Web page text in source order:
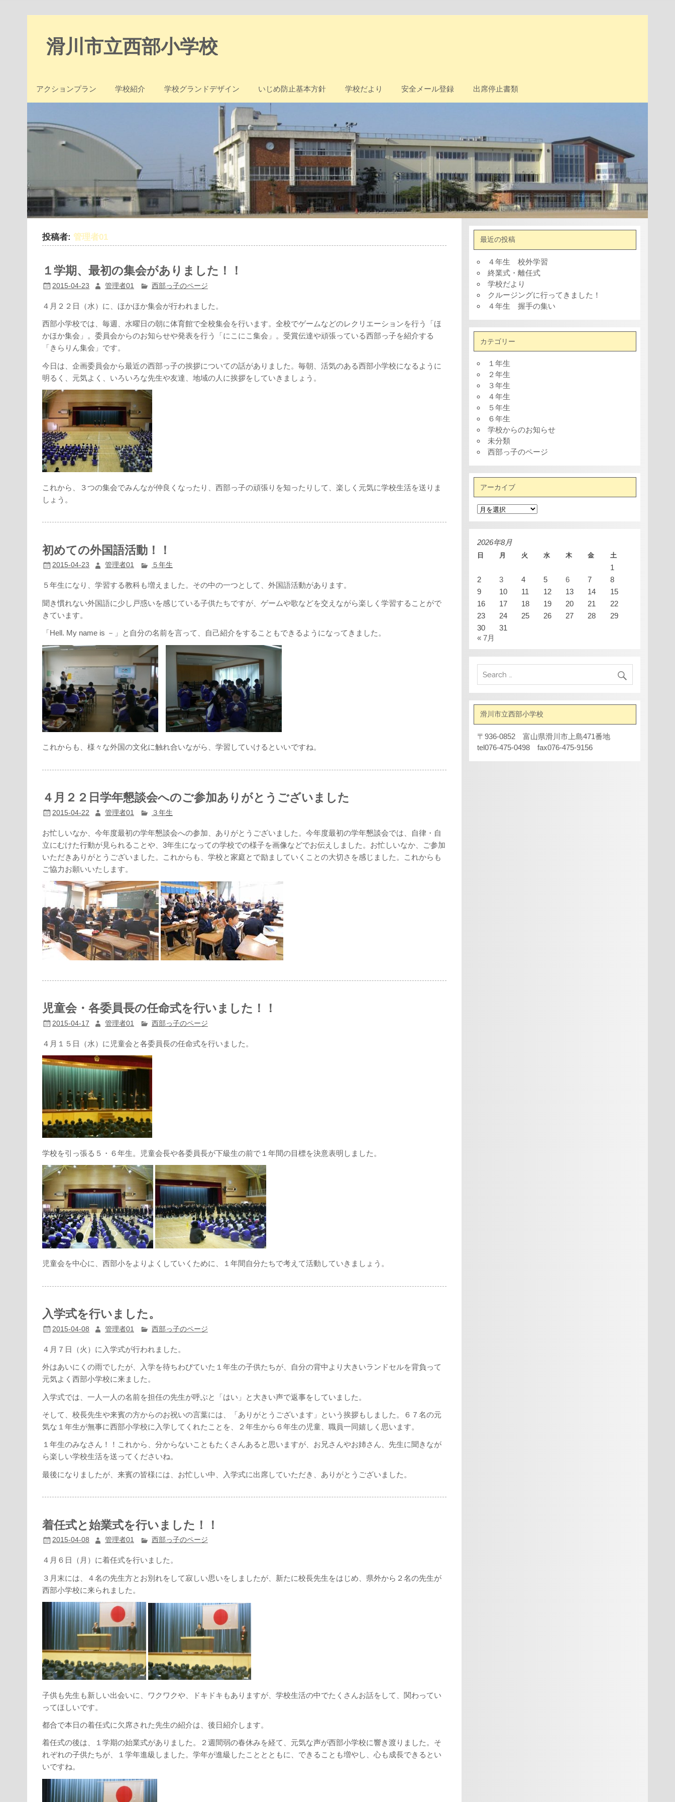
滑川市立西部小学校
アクションプラン 学校紹介 学校グランドデザイン いじめ防止基本方針 学校だより 安全メール登録 出席停止書類
投稿者: 管理者01
１学期、最初の集会がありました！！
2015-04-23 管理者01 西部っ子のページ
４月２２日（水）に、ほかほか集会が行われました。
西部小学校では、毎週、水曜日の朝に体育館で全校集会を行います。全校でゲームなどのレクリエーションを行う「ほ
かほか集会」。委員会からのお知らせや発表を行う「にこにこ集会」。受賞伝達や頑張っている西部っ子を紹介する
「きらりん集会」です。
今日は、企画委員会から最近の西部っ子の挨拶についての話がありました。毎朝、活気のある西部小学校になるように
明るく、元気よく、いろいろな先生や友達、地域の人に挨拶をしていきましょう。
これから、３つの集会でみんなが仲良くなったり、西部っ子の頑張りを知ったりして、楽しく元気に学校生活を送りま
しょう。
初めての外国語活動！！
2015-04-23 管理者01 ５年生
５年生になり、学習する教科も増えました。その中の一つとして、外国語活動があります。
聞き慣れない外国語に少し戸惑いを感じている子供たちですが、ゲームや歌などを交えながら楽しく学習することがで
きています。
「Hell. My name is －」と自分の名前を言って、自己紹介をすることもできるようになってきました。
これからも、様々な外国の文化に触れ合いながら、学習していけるといいですね。
４月２２日学年懇談会へのご参加ありがとうございました
2015-04-22 管理者01 ３年生
お忙しいなか、今年度最初の学年懇談会への参加、ありがとうございました。今年度最初の学年懇談会では、自律・自
立にむけた行動が見られることや、3年生になっての学校での様子を画像などでお伝えしました。お忙しいなか、ご参加
いただきありがとうございました。これからも、学校と家庭とで励ましていくことの大切さを感じました。これからも
ご協力お願いいたします。
児童会・各委員長の任命式を行いました！！
2015-04-17 管理者01 西部っ子のページ
４月１５日（水）に児童会と各委員長の任命式を行いました。
学校を引っ張る５・６年生。児童会長や各委員長が下級生の前で１年間の目標を決意表明しました。
児童会を中心に、西部小をよりよくしていくために、１年間自分たちで考えて活動していきましょう。
入学式を行いました。
2015-04-08 管理者01 西部っ子のページ
４月７日（火）に入学式が行われました。
外はあいにくの雨でしたが、入学を待ちわびていた１年生の子供たちが、自分の背中より大きいランドセルを背負って
元気よく西部小学校に来ました。
入学式では、一人一人の名前を担任の先生が呼ぶと「はい」と大きい声で返事をしていました。
そして、校長先生や来賓の方からのお祝いの言葉には、「ありがとうございます」という挨拶もしました。６７名の元
気な１年生が無事に西部小学校に入学してくれたことを、２年生から６年生の児童、職員一同嬉しく思います。
１年生のみなさん！！これから、分からないこともたくさんあると思いますが、お兄さんやお姉さん、先生に聞きなが
ら楽しい学校生活を送ってくださいね。
最後になりましたが、来賓の皆様には、お忙しい中、入学式に出席していただき、ありがとうございました。
着任式と始業式を行いました！！
2015-04-08 管理者01 西部っ子のページ
４月６日（月）に着任式を行いました。
３月末には、４名の先生方とお別れをして寂しい思いをしましたが、新たに校長先生をはじめ、県外から２名の先生が
西部小学校に来られました。
子供も先生も新しい出会いに、ワクワクや、ドキドキもありますが、学校生活の中でたくさんお話をして、関わってい
ってほしいです。
都合で本日の着任式に欠席された先生の紹介は、後日紹介します。
着任式の後は、１学期の始業式がありました。２週間弱の春休みを経て、元気な声が西部小学校に響き渡りました。そ
れぞれの子供たちが、１学年進級しました。学年が進級したこととともに、できることも増やし、心も成長できるとい
いですね。
最近の投稿
４年生 校外学習
終業式・離任式
学校だより
クルージングに行ってきました！
４年生 握手の集い
カテゴリー
１年生
２年生
３年生
４年生
５年生
６年生
学校からのお知らせ
未分類
西部っ子のページ
アーカイブ
ア
ー
カ
イ
ブ
2026年8月
日 月 火 水 木 金 土
1
2
3 4 5 6 7
8
9
10 11 12 13 14
15
16
17 18 19 20 21
22
23
24 25 26 27 28
29
30
31
« 7月
滑川市立西部小学校
〒936-0852 富山県滑川市上島471番地
tel076-475-0498 fax076-475-9156